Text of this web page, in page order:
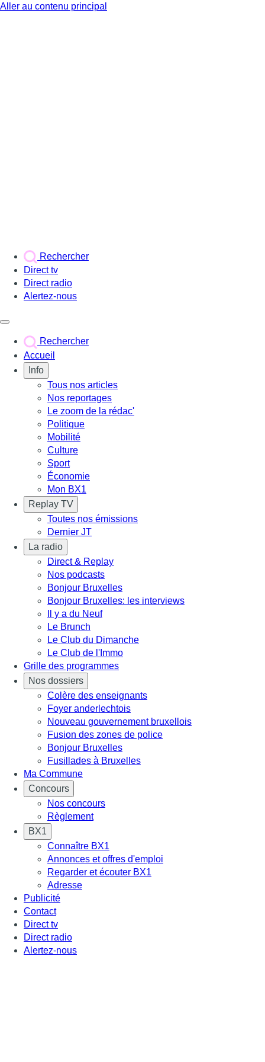
Aller au contenu principal
Rechercher
Direct tv
Direct radio
Alertez-nous
Rechercher
Accueil
Info
Tous nos articles
Nos reportages
Le zoom de la rédac'
Politique
Mobilité
Culture
Sport
Économie
Mon BX1
Replay TV
Toutes nos émissions
Dernier JT
La radio
Direct & Replay
Nos podcasts
Bonjour Bruxelles
Bonjour Bruxelles: les interviews
Il y a du Neuf
Le Brunch
Le Club du Dimanche
Le Club de l'Immo
Grille des programmes
Nos dossiers
Colère des enseignants
Foyer anderlechtois
Nouveau gouvernement bruxellois
Fusion des zones de police
Bonjour Bruxelles
Fusillades à Bruxelles
Ma Commune
Concours
Nos concours
Règlement
BX1
Connaître BX1
Annonces et offres d'emploi
Regarder et écouter BX1
Adresse
Publicité
Contact
Direct tv
Direct radio
Alertez-nous